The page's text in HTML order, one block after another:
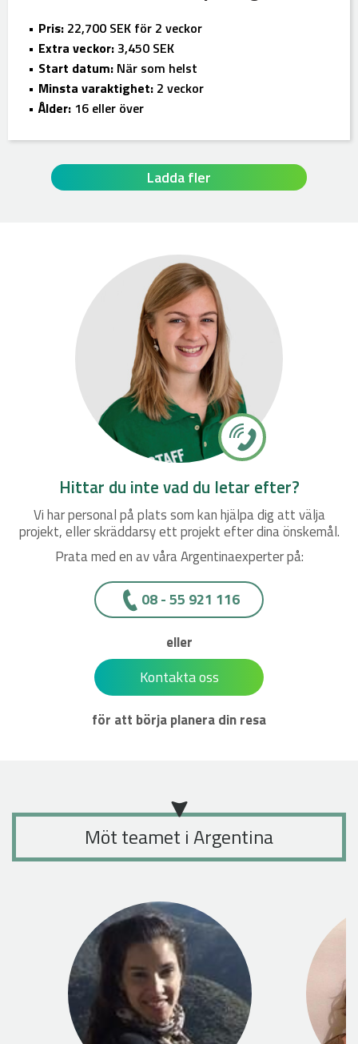
Pris: 22,700 SEK för 2 veckor
Extra veckor:3,450 SEK
Start datum: När som helst
Minsta varaktighet: 2 veckor
Ålder: 16 eller över
Ladda fler
Hittar du inte vad du letar efter?
Vi har personal på plats som kan hjälpa dig att välja
projekt, eller skräddarsy ett projekt efter dina önskemål.
Prata med en av våra Argentinaexperter på:
08 - 55 921 116
eller
Kontakta oss
för att börja planera din resa
Möt teamet i Argentina